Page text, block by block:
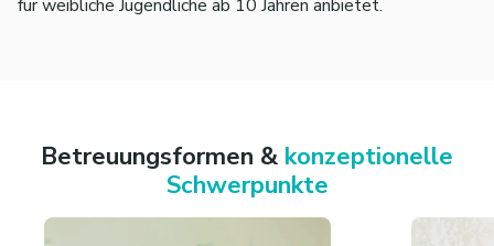
für weibliche Jugendliche ab 10 Jahren anbietet.
Betreuungsformen & konzeptionelle
Schwerpunkte